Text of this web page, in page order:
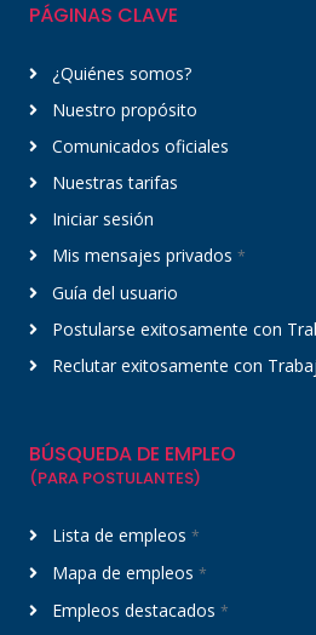
PÁGINAS CLAVE
¿Quiénes somos?
Nuestro propósito
Comunicados oficiales
Nuestras tarifas
Iniciar sesión
Mis mensajes privados *
Guía del usuario
Postularse exitosamente con
Reclutar exitosamente con
BÚSQUEDA DE EMPLEO
(PARA POSTULANTES)
Lista de empleos *
Mapa de empleos *
Empleos destacados *